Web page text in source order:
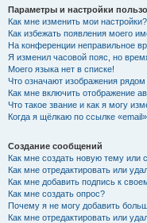
Параметры и настройки
Как мне изменить мои настройки?
Как избежать появления моего
На конференции неправильное
Я изменил часовой пояс, но
Моего языка нет в списке!
Что означают изображения
Как мне включить отображение
Что такое звание и как я могу
Когда я щёлкаю по ссылке
Создание сообщений
Как мне создать новую тему или
Как мне отредактировать или
Как мне добавить подпись к
Как мне создать опрос?
Почему я не могу добавить
Как мне отредактировать или